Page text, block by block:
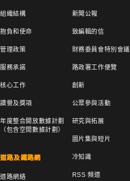
組織結構
抱負和使命
管理政策
服務承諾
核心工作
讚譽及獎項
年度整合開放數據計劃
（包含空間數據計劃）
道路及鐵路網
道路網絡
新聞公報
致編輯的信
財務委員會特別會議
路政署工作便覽
創新
公眾參與活動
研究與拓展
圖片集與短片
冷知識
RSS 頻道